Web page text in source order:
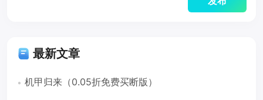
最新文章
机甲归来（0.05折免费买断版）